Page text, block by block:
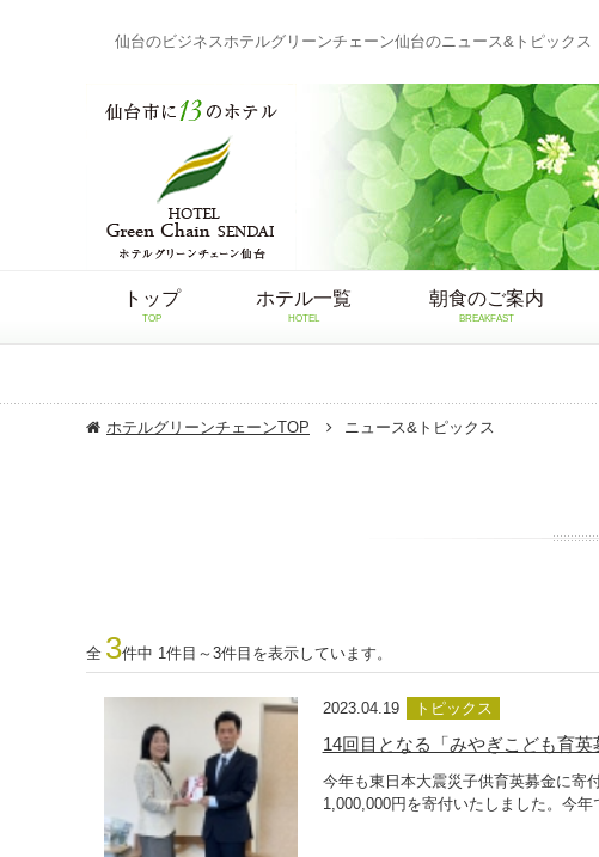
仙台のビジネスホテルグリーンチェーン仙台のニュース&トピックス
トップ
TOP
ホテル一覧
HOTEL
朝食のご案内
BREAKFAST
ホテルグリーンチェーンTOP ニュース&トピックス
全 3件中 1件目～3件目を表示しています。
2023.04.19 トピックス
14回目となる「みやぎこども育英
今年も東日本大震災子供育英募金に寄
1,000,000円を寄付いたしました。今